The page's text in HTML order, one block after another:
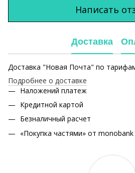
Написать
Доставка
Доставка "Новая Почта" по
Подробнее о доставке
Наложений платеж
Кредитной картой
Безналичный расчет
«Покупка частями» от monobank